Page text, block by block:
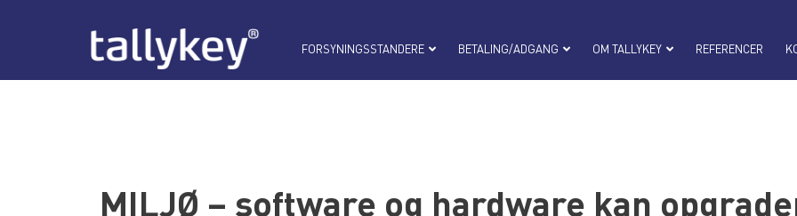
FORSYNINGSSTANDERE BETALING/ADGANG OM TALLYKEY REFERENCER
MILJØ – software og hardware kan